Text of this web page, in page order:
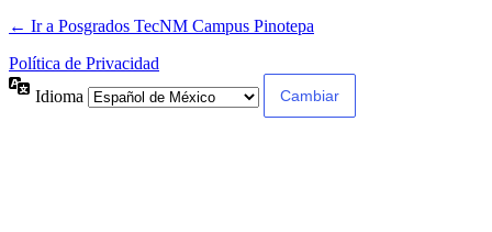
← Ir a Posgrados TecNM Campus Pinotepa
Política de Privacidad
Idioma